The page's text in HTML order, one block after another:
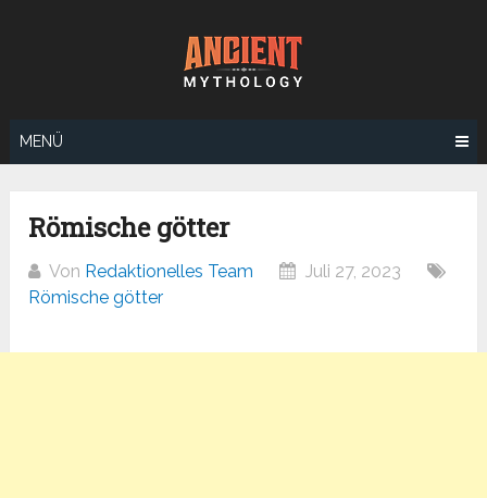
MENÜ
Römische götter
Von Redaktionelles Team
Juli 27, 2023
Römische götter